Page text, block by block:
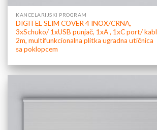
KANCELARIJSKI PROGRAM
DIGITEL SLIM COVER 4 INOX/CRNA,
3xSchuko/ 1xUSB punjač, 1xA , 1xC port/ kabl
2m, multifunkcionalna plitka ugradna utičnica
sa poklopcem